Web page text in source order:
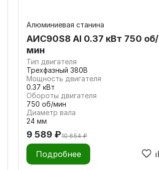
Алюминиевая станина
AИC90S8 Al 0.37 кВт 750 об/
мин
Тип двигателя
Трехфазный 380В
Мощность двигателя
0.37 кВт
Обороты двигателя
750 об/мин
Диаметр вала
24 мм
9 589 ₽10 654 ₽
Подробнее